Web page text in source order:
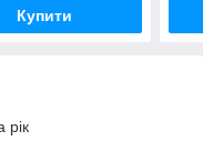
Купити
рік